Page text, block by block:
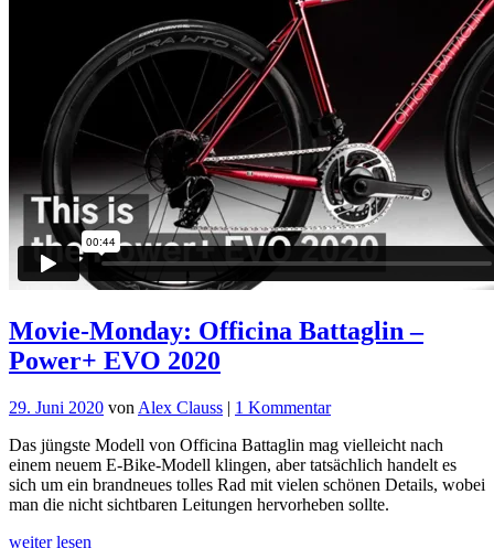
Movie-Monday: Officina Battaglin –
Power+ EVO 2020
29. Juni 2020 von Alex Clauss | 1 Kommentarzu
Monday:
Officina
Battaglin
–
Das jüngste Modell von Officina Battaglin mag vielleicht nach
einem neuem E-Bike-Modell klingen, aber tatsächlich handelt es
sich um ein brandneues tolles Rad mit vielen schönen Details, wobei
man die nicht sichtbaren Leitungen hervorheben sollte.
weiter lesen